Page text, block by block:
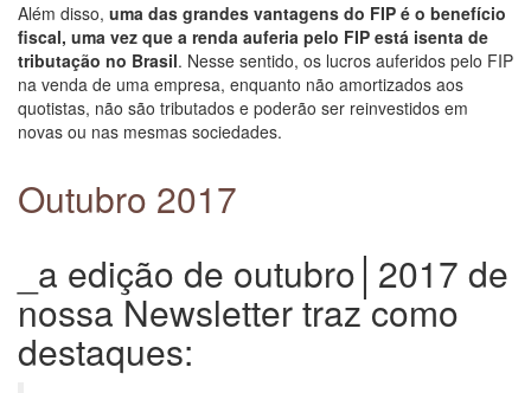
Além disso, uma das grandes vantagens do FIP é o benefício
fiscal, uma vez que a renda auferia pelo FIP está isenta de
tributação no Brasil. Nesse sentido, os lucros auferidos pelo FIP
na venda de uma empresa, enquanto não amortizados aos
quotistas, não são tributados e poderão ser reinvestidos em
novas ou nas mesmas sociedades.
Outubro 2017
_a edição de outubro│2017 de
nossa Newsletter traz como
destaques: